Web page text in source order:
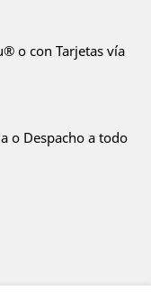
o con Tarjetas vía
o Despacho a todo